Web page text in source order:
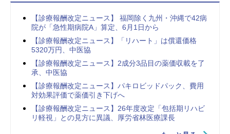
【診療報酬改定ニュース】 福岡除く九州・沖縄で42病
院が「急性期病院A」算定、6月1日から
【診療報酬改定ニュース】「リハート」は償還価格
5320万円、中医協
【診療報酬改定ニュース】2成分3品目の薬価収載を了
承、中医協
【診療報酬改定ニュース】パキロビッドパック、費用
対効果評価で薬価引き下げへ
【診療報酬改定ニュース】26年度改定「包括期リハビ
リ軽視」との見方に異議、厚労省林医療課長